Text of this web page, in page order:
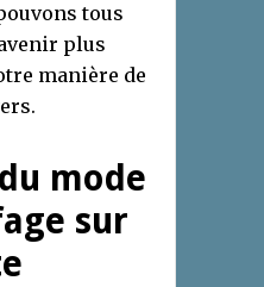
tous
plus
manière de
mode
sur